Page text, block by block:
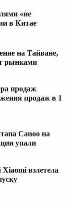
«не
в Китае
на Тайване,
рынками
продаж
продаж в 1
Canoo на
упали
взлетела